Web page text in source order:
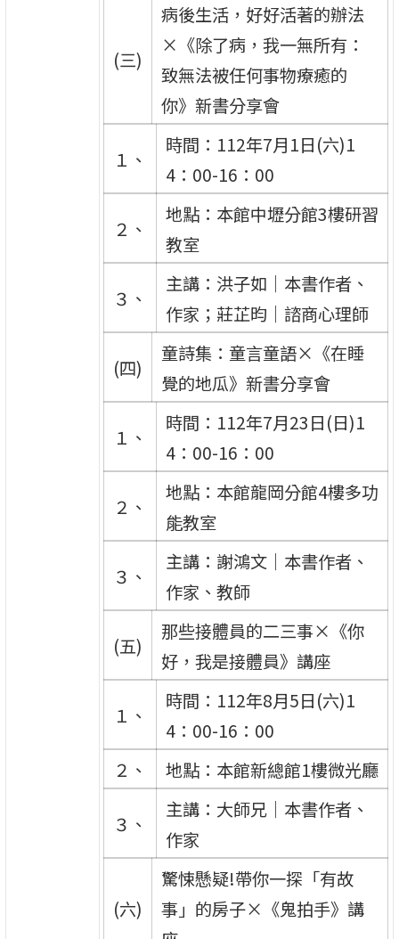
(三)
病後生活，好好活著的辦法
×《除了病，我一無所有：
致無法被任何事物療癒的
你》新書分享會
１、
時間：112年7月1日(六)1
4：00-16：00
２、
地點：本館中壢分館3樓研習
教室
３、
主講：洪子如｜本書作者、
作家；莊芷昀｜諮商心理師
(四)
童詩集：童言童語×《在睡
覺的地瓜》新書分享會
１、
時間：112年7月23日(日)1
4：00-16：00
２、
地點：本館龍岡分館4樓多功
能教室
３、
主講：謝鴻文｜本書作者、
作家、教師
(五)
那些接體員的二三事×《你
好，我是接體員》講座
１、
時間：112年8月5日(六)1
4：00-16：00
２、
地點：本館新總館1樓微光廳
３、
主講：大師兄｜本書作者、
作家
(六)
驚悚懸疑!帶你一探「有故
事」的房子×《鬼拍手》講